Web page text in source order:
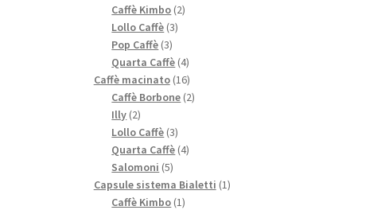
Caffè Kimbo 22
Lollo Caffè 33
Pop Caffè 33
prodotti
Quarta Caffè 44
prodotti
Caffè macinato 1616
prodotti
Caffè Borbone 22
Illy 22
prodotti
Lollo Caffè 33
prodotti
Quarta Caffè 44
Salomoni 55
prodotti
Capsule sistema Bialetti 11
Caffè Kimbo 11